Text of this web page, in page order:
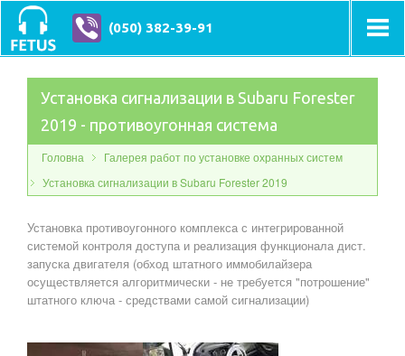
(050) 382-39-91
Установка сигнализации в Subaru Forester
2019 - противоугонная система
Головна
Галерея работ по установке охранных систем
Установка сигнализации в Subaru Forester 2019
Установка противоугонного комплекса с интегрированной
системой контроля доступа и реализация функционала дист.
запуска двигателя (обход штатного иммобилайзера
осуществляется алгоритмически - не требуется "потрошение"
штатного ключа - средствами самой сигнализации)